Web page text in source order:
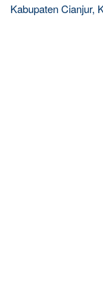
Kabupaten Cianjur,